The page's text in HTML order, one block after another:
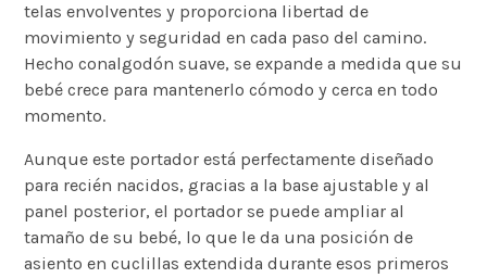
telas envolventes y proporciona libertad de
movimiento y seguridad en cada paso del camino.
Hecho conalgodón suave, se expande a medida que su
bebé crece para mantenerlo cómodo y cerca en todo
momento.
Aunque este portador está perfectamente diseñado
para recién nacidos, gracias a la base ajustable y al
panel posterior, el portador se puede ampliar al
tamaño de su bebé, lo que le da una posición de
asiento en cuclillas extendida durante esos primeros